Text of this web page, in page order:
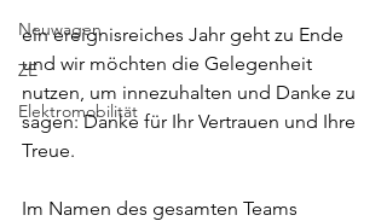
Neuwagen
ZE
Elektromobilität
ein ereignisreiches Jahr geht zu Ende
und wir möchten die Gelegenheit
nutzen, um innezuhalten und Danke zu
sagen: Danke für Ihr Vertrauen und Ihre
Treue.
Im Namen des gesamten Teams